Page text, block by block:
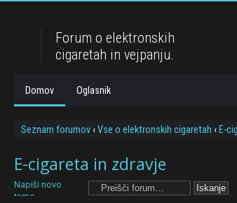
Forum o elektronskih
cigaretah in vejpanju.
Domov Oglasnik
Seznam forumov ‹Vse o elektronskih cigaretah ‹ E-
E-cigareta in zdravje
Napiši novo
temo